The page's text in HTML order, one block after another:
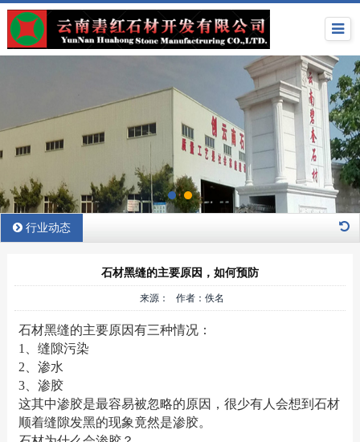
行业动态
石材黑缝的主要原因，如何预防
来源： 作者：佚名
石材黑缝的主要原因有三种情况：
1、缝隙污染
2、渗水
3、渗胶
这其中渗胶是最容易被忽略的原因，很少有人会想到石材
顺着缝隙发黑的现象竟然是渗胶。